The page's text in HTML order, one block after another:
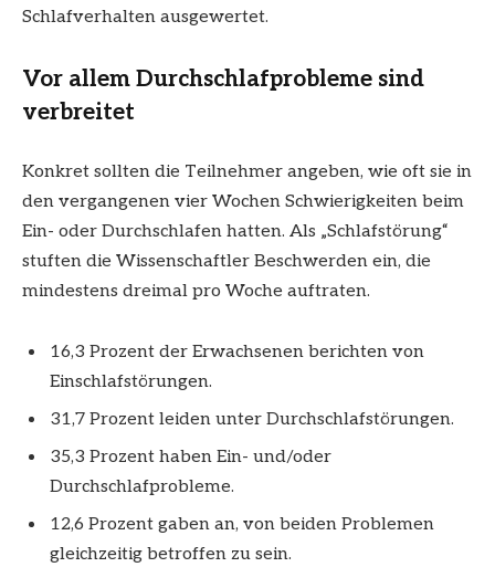
Schlafverhalten ausgewertet.
Vor allem Durchschlafprobleme sind
verbreitet
Konkret sollten die Teilnehmer angeben, wie oft sie in
den vergangenen vier Wochen Schwierigkeiten beim
Ein- oder Durchschlafen hatten. Als „Schlafstörung“
stuften die Wissenschaftler Beschwerden ein, die
mindestens dreimal pro Woche auftraten.
16,3 Prozent der Erwachsenen berichten von
Einschlafstörungen.
31,7 Prozent leiden unter Durchschlafstörungen.
35,3 Prozent haben Ein- und/oder
Durchschlafprobleme.
12,6 Prozent gaben an, von beiden Problemen
gleichzeitig betroffen zu sein.